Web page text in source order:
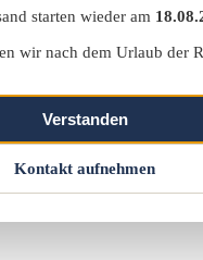
starten wieder am
wir nach dem Urlaub der
Verstanden
Kontakt aufnehmen